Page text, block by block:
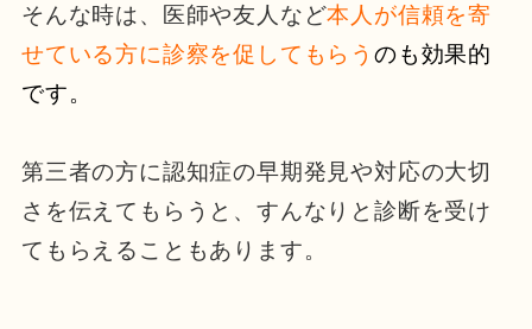
そんな時は、医師や友人など本人が信頼を寄
せている方に診察を促してもらうのも効果的
です。
第三者の方に認知症の早期発見や対応の大切
さを伝えてもらうと、すんなりと診断を受け
てもらえることもあります。